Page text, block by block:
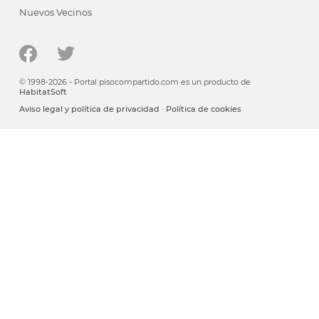
Nuevos Vecinos
© 1998-2026 - Portal pisocompartido.com es un producto de
HabitatSoft
Aviso legal y política de privacidad · Política de cookies